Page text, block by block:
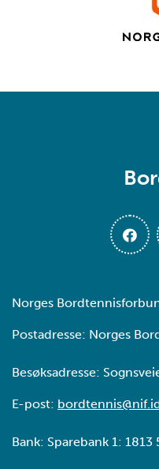
Norges
Postadresse: Norges
Besøksadresse:
E-post:
Bank: Sparebank 1: 1813